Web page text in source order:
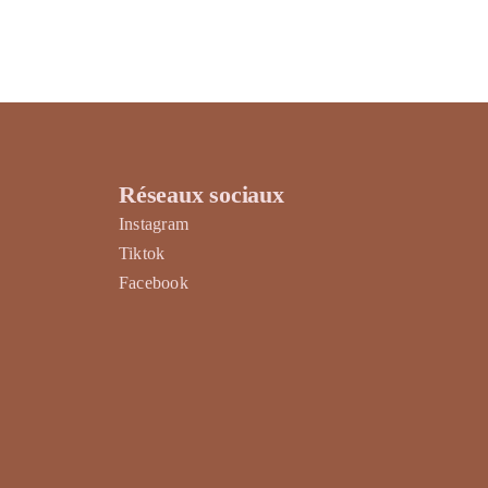
Réseaux sociaux
Instagram
Tiktok
Facebook